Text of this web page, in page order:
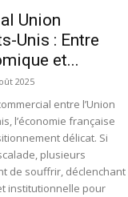
Union
Unis : Entre
et...
2025
entre l’Union
l’économie française
délicat. Si
plusieurs
de souffrir, déclenchant
institutionnelle pour